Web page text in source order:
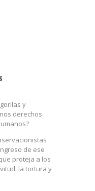
y
derechos
de ese
proteja a los
la tortura y